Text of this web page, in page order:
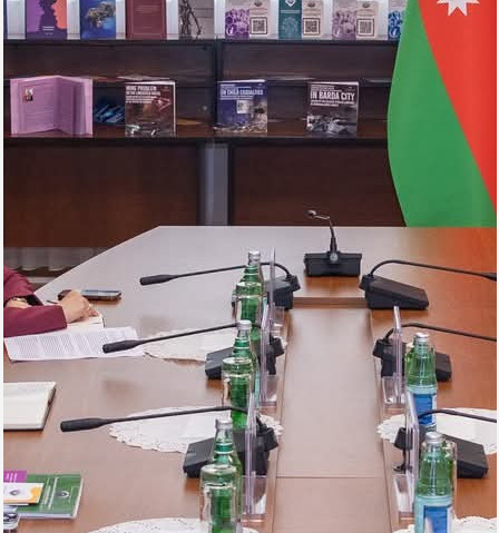
Canlı
Ulduz
Yazarlar
Reytinq
Döyüş
Taekvondo
Boks
Kikboks
Tayboks
Seçilmişlər
Video